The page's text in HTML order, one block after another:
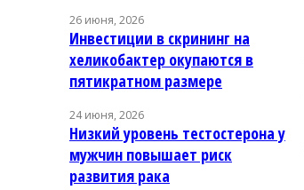
26 июня, 2026
Инвестиции в скрининг на
хеликобактер окупаются в
пятикратном размере
24 июня, 2026
Низкий уровень тестостерона у
мужчин повышает риск
развития рака